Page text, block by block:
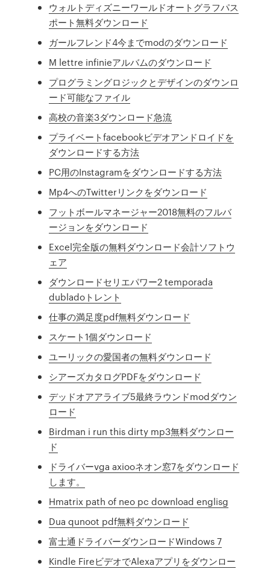
ウォルトディズニーワールドオートグラフパス
ポート無料ダウンロード
ガールフレンド4今までmodのダウンロード
M lettre infinieアルバムのダウンロード
プログラミングロジックとデザインのダウンロ
ード可能なファイル
高校の音楽3ダウンロード急流
プライベートfacebookビデオアンドロイドを
ダウンロードする方法
PC用のInstagramをダウンロードする方法
Mp4へのTwitterリンクをダウンロード
フットボールマネージャー2018無料のフルバ
ージョンをダウンロード
Excel完全版の無料ダウンロード会計ソフトウ
ェア
ダウンロードセリエパワー2 temporada
dubladoトレント
仕事の満足度pdf無料ダウンロード
スケート1個ダウンロード
ユーリックの愛国者の無料ダウンロード
シアーズカタログPDFをダウンロード
デッドオアアライブ5最終ラウンドmodダウン
ロード
Birdman i run this dirty mp3無料ダウンロー
ド
ドライバーvga axiooネオン窓7をダウンロード
します。
Hmatrix path of neo pc download englisg
Dua qunoot pdf無料ダウンロード
富士通ドライバーダウンロードWindows 7
Kindle FireビデオでAlexaアプリをダウンロー